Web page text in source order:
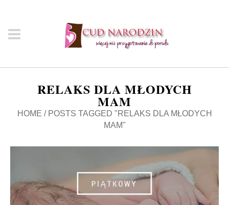
RELAKS DLA MŁODYCH
MAM
HOME / POSTS TAGGED "RELAKS DLA MŁODYCH
MAM"